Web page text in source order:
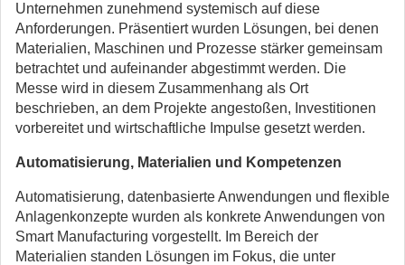
Unternehmen zunehmend systemisch auf diese
Anforderungen. Präsentiert wurden Lösungen, bei denen
Materialien, Maschinen und Prozesse stärker gemeinsam
betrachtet und aufeinander abgestimmt werden. Die
Messe wird in diesem Zusammenhang als Ort
beschrieben, an dem Projekte angestoßen, Investitionen
vorbereitet und wirtschaftliche Impulse gesetzt werden.
Automatisierung, Materialien und Kompetenzen
Automatisierung, datenbasierte Anwendungen und flexible
Anlagenkonzepte wurden als konkrete Anwendungen von
Smart Manufacturing vorgestellt. Im Bereich der
Materialien standen Lösungen im Fokus, die unter